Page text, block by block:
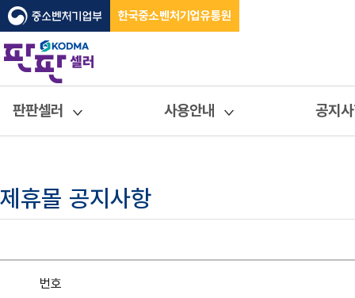
한국중소벤처기업유통원
판판셀러 사용안내 공지
제휴몰 공지사항
번호